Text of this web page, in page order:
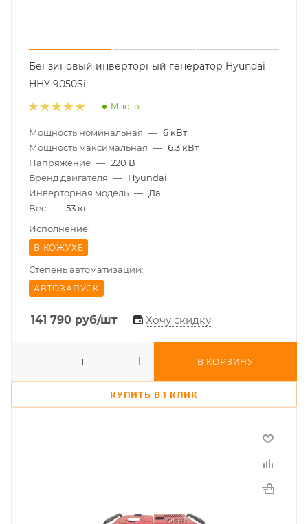
Бензиновый инверторный генератор Hyundai
HHY 9050Si
Много
Мощность номинальная — 6 кВт
Мощность максимальная — 6.3 кВт
Напряжение — 220 В
Бренд двигателя — Hyundai
Инверторная модель — Да
Вес — 53 кг
Исполнение:
В КОЖУХЕ
Степень автоматизации:
АВТОЗАПУСК
141 790 руб/шт Хочу скидку
В КОРЗИНУ
КУПИТЬ В 1 КЛИК